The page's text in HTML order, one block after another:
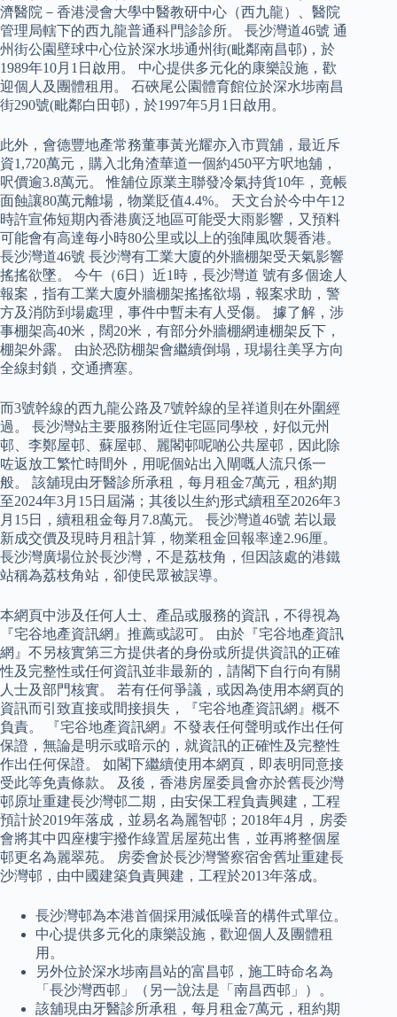
濟醫院－香港浸會大學中醫教研中心（西九龍）、醫院
管理局轄下的西九龍普通科門診診所。 長沙灣道46號 通
州街公園壁球中心位於深水埗通州街(毗鄰南昌邨)，於
1989年10月1日啟用。 中心提供多元化的康樂設施，歡
迎個人及團體租用。 石硤尾公園體育館位於深水埗南昌
街290號(毗鄰白田邨)，於1997年5月1日啟用。
此外，會德豐地產常務董事黃光耀亦入市買舖，最近斥
資1,720萬元，購入北角渣華道一個約450平方呎地舖，
呎價逾3.8萬元。 惟舖位原業主聯發冷氣持貨10年，竟帳
面蝕讓80萬元離場，物業貶值4.4%。 天文台於今中午12
時許宣佈短期內香港廣泛地區可能受大雨影響，又預料
可能會有高達每小時80公里或以上的強陣風吹襲香港。
長沙灣道46號 長沙灣有工業大廈的外牆棚架受天氣影響
搖搖欲墜。 今午（6日）近1時，長沙灣道 號有多個途人
報案，指有工業大廈外牆棚架搖搖欲塌，報案求助，警
方及消防到場處理，事件中暫未有人受傷。 據了解，涉
事棚架高40米，闊20米，有部分外牆棚網連棚架反下，
棚架外露。 由於恐防棚架會繼續倒塌，現場往美孚方向
全線封鎖，交通擠塞。
而3號幹線的西九龍公路及7號幹線的呈祥道則在外圍經
過。 長沙灣站主要服務附近住宅區同學校，好似元州
邨、李鄭屋邨、蘇屋邨、麗閣邨呢啲公共屋邨，因此除
咗返放工繁忙時間外，用呢個站出入閘嘅人流只係一
般。 該舖現由牙醫診所承租，每月租金7萬元，租約期
至2024年3月15日屆滿；其後以生約形式續租至2026年3
月15日，續租租金每月7.8萬元。 長沙灣道46號 若以最
新成交價及現時月租計算，物業租金回報率達2.96厘。
長沙灣廣場位於長沙灣，不是荔枝角，但因該處的港鐵
站稱為荔枝角站，卻使民眾被誤導。
本網頁中涉及任何人士、產品或服務的資訊，不得視為
『宅谷地產資訊網』推薦或認可。 由於『宅谷地產資訊
網』不另核實第三方提供者的身份或所提供資訊的正確
性及完整性或任何資訊並非最新的，請閣下自行向有關
人士及部門核實。 若有任何爭議，或因為使用本網頁的
資訊而引致直接或間接損失，『宅谷地產資訊網』概不
負責。 『宅谷地產資訊網』不發表任何聲明或作出任何
保證，無論是明示或暗示的，就資訊的正確性及完整性
作出任何保證。 如閣下繼續使用本網頁，即表明同意接
受此等免責條款。 及後，香港房屋委員會亦於舊長沙灣
邨原址重建長沙灣邨二期，由安保工程負責興建，工程
預計於2019年落成，並易名為麗智邨；2018年4月，房委
會將其中四座樓宇撥作綠置居屋苑出售，並再將整個屋
邨更名為麗翠苑。 房委會於長沙灣警察宿舍舊址重建長
沙灣邨，由中國建築負責興建，工程於2013年落成。
長沙灣邨為本港首個採用減低噪音的構件式單位。
中心提供多元化的康樂設施，歡迎個人及團體租
用。
另外位於深水埗南昌站的富昌邨，施工時命名為
「長沙灣西邨」（另一說法是「南昌西邨」）。
該舖現由牙醫診所承租，每月租金7萬元，租約期